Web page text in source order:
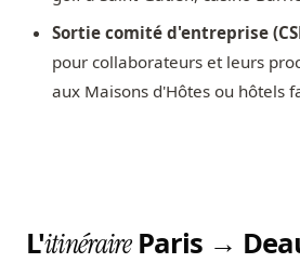
Sortie comité d'entreprise
pour collaborateurs et leurs
aux Maisons d'Hôtes ou hôtels
L'itinéraireParis →